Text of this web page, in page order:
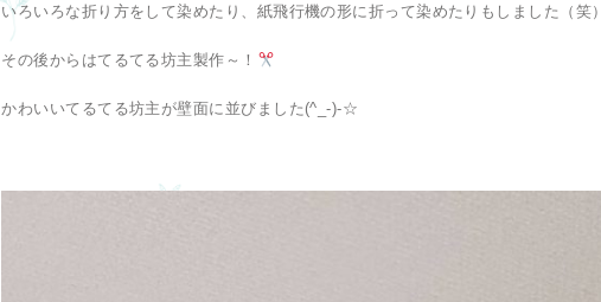
いろいろな折り方をして染めたり、紙飛行機の形に折って染めたりもしました（笑）
その後からはてるてる坊主製作～！
かわいいてるてる坊主が壁面に並びました(^_-)-☆